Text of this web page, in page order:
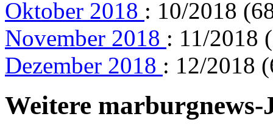
Oktober 2018 : 10/2018
November 2018 : 11/2018
Dezember 2018 : 12/2018
Weitere marburgnews-